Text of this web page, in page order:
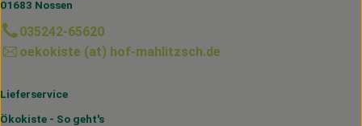
01683 Nossen
035242-65620
oekokiste (at) hof-mahlitzsch.de
Lieferservice
Ökokiste - So geht's